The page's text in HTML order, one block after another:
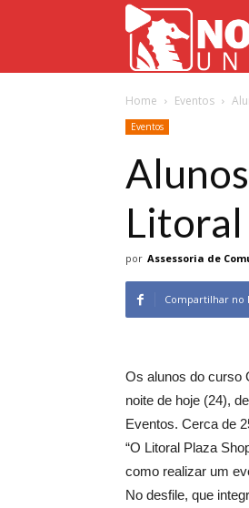
Home Eventos
Eventos
Litoral
por Assessoria de
Compartilhar no
Os alunos do curso
noite de hoje (24),
Eventos. Cerca de
“O Litoral Plaza
como realizar um
No desfile, que